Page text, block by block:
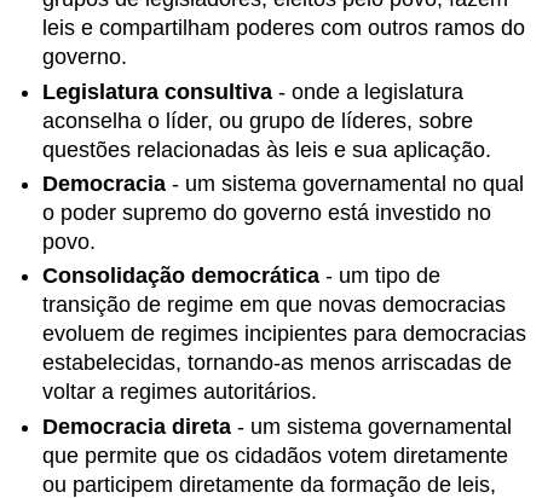
.4:
Seção
#4
.5:
de
caso
comparativo
—
Caminhos
para
a
democratização:
África
Sul
e
Iraque
leis e compartilham poderes com outros ramos do
governo.
Legislatura consultiva - onde a legislatura
aconselha o líder, ou grupo de líderes, sobre
questões relacionadas às leis e sua aplicação.
Democracia - um sistema governamental no qual
o poder supremo do governo está investido no
povo.
Consolidação democrática - um tipo de
transição de regime em que novas democracias
evoluem de regimes incipientes para democracias
estabelecidas, tornando-as menos arriscadas de
voltar a regimes autoritários.
Democracia direta - um sistema governamental
que permite que os cidadãos votem diretamente
ou participem diretamente da formação de leis,